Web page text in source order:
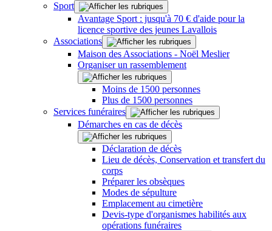
Sport
Avantage Sport : jusqu'à 70 € d'aide pour la
licence sportive des jeunes Lavallois
Associations
Maison des Associations - Noël Meslier
Organiser un rassemblement
Moins de 1500 personnes
Plus de 1500 personnes
Services funéraires
Démarches en cas de décès
Déclaration de décès
Lieu de décès, Conservation et transfert du
corps
Préparer les obsèques
Modes de sépulture
Emplacement au cimetière
Devis-type d'organismes habilités aux
opérations funéraires